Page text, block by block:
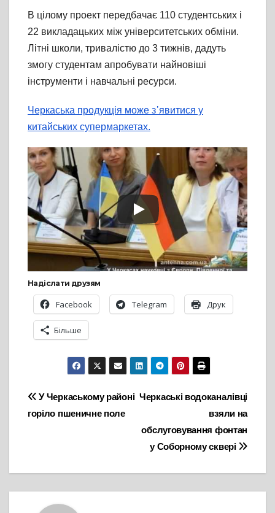
В цілому проект передбачає 110 студентських і
22 викладацьких між університетських обміни.
Літні школи, тривалістю до 3 тижнів, дадуть
змогу студентам апробувати найновіші
інструменти і навчальні ресурси.
Черкаська продукція може з᾽явитися у
китайських супермаркетах.
Надіслати друзям
Facebook Telegram Друк
Більше
Навігація
записів
Черкаські водоканалівці
взяли на
обслуговування фонтан
у Соборному сквері
У Черкаському районі
горіло пшеничне поле